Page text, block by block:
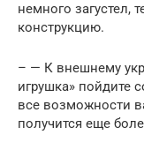
немного загустел,
конструкцию.
– — К внешнему
игрушка» пойдите
все возможности
получится еще